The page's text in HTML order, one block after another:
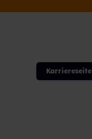
Karriereseite